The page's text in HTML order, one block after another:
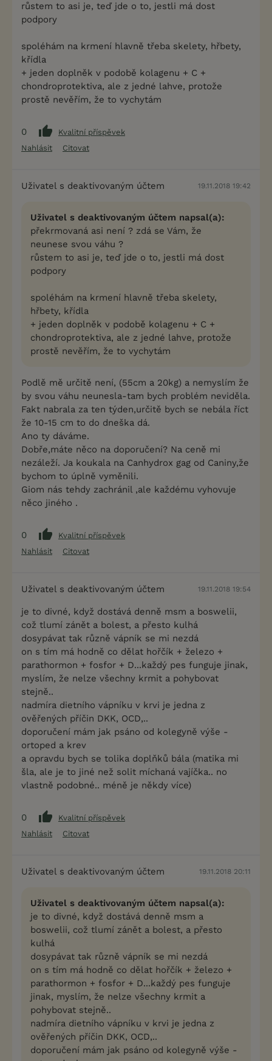
růstem to asi je, teď jde o to, jestli má dost
podpory
spoléhám na krmení hlavně třeba skelety, hřbety,
křídla
+ jeden doplněk v podobě kolagenu + C +
chondroprotektiva, ale z jedné lahve, protože
prostě nevěřím, že to vychytám
0
Kvalitní příspěvek
Nahlásit
Citovat
Uživatel s deaktivovaným účtem 19.11.2018 19:42
Uživatel s deaktivovaným účtem napsal(a):
překrmovaná asi není ? zdá se Vám, že
neunese svou váhu ?
růstem to asi je, teď jde o to, jestli má dost
podpory
spoléhám na krmení hlavně třeba skelety,
hřbety, křídla
+ jeden doplněk v podobě kolagenu + C +
chondroprotektiva, ale z jedné lahve, protože
prostě nevěřím, že to vychytám
Podlě mě určitě není, (55cm a 20kg) a nemyslím že
by svou váhu neunesla-tam bych problém neviděla.
Fakt nabrala za ten týden,určitě bych se nebála říct
že 10-15 cm to do dneška dá.
Ano ty dáváme.
Dobře,máte něco na doporučení? Na ceně mi
nezáleží. Ja koukala na Canhydrox gag od Caniny,že
bychom to úplně vyměnili.
Giom nás tehdy zachránil ,ale každému vyhovuje
něco jiného .
0
Kvalitní příspěvek
Nahlásit
Citovat
Uživatel s deaktivovaným účtem 19.11.2018 19:54
je to divné, když dostává denně msm a boswelii,
což tlumí zánět a bolest, a přesto kulhá
dosypávat tak různě vápník se mi nezdá
on s tím má hodně co dělat hořčík + železo +
parathormon + fosfor + D...každý pes funguje jinak,
myslím, že nelze všechny krmit a pohybovat
stejně..
nadmíra dietního vápníku v krvi je jedna z
ověřených příčin DKK, OCD,..
doporučení mám jak psáno od kolegyně výše -
ortoped a krev
a opravdu bych se tolika doplňků bála (matika mi
šla, ale je to jiné než solit míchaná vajíčka.. no
vlastně podobné.. méně je někdy více)
0
Kvalitní příspěvek
Nahlásit
Citovat
Uživatel s deaktivovaným účtem 19.11.2018 20:11
Uživatel s deaktivovaným účtem napsal(a):
je to divné, když dostává denně msm a
boswelii, což tlumí zánět a bolest, a přesto
kulhá
dosypávat tak různě vápník se mi nezdá
on s tím má hodně co dělat hořčík + železo +
parathormon + fosfor + D...každý pes funguje
jinak, myslím, že nelze všechny krmit a
pohybovat stejně..
nadmíra dietního vápníku v krvi je jedna z
ověřených příčin DKK, OCD,..
doporučení mám jak psáno od kolegyně výše -